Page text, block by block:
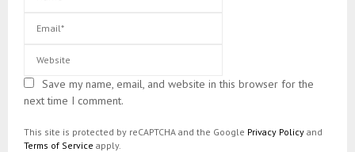
Save my name, email, and website in this browser for the
next time I comment.
This site is protected by reCAPTCHA and the Google Privacy Policy and
Terms of Service apply.